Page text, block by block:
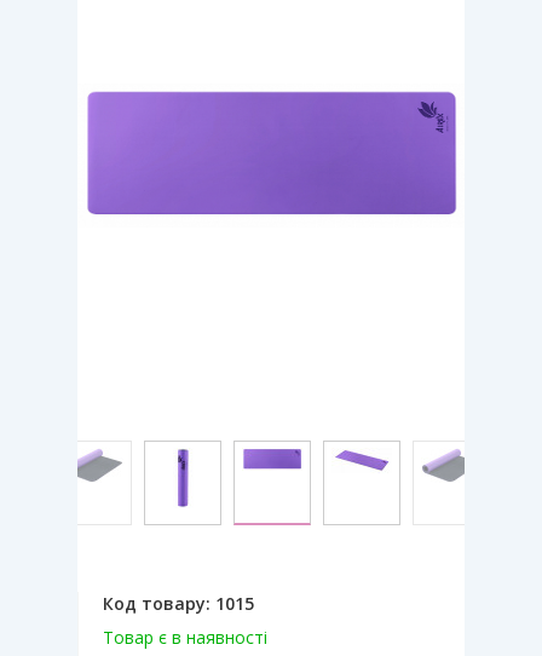
Код товару: 1015
Товар є в наявності